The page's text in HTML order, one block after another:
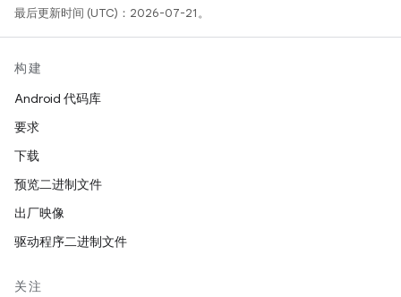
最后更新时间 (UTC)：2026-07-21。
构建
Android 代码库
要求
下载
预览二进制文件
出厂映像
驱动程序二进制文件
关注